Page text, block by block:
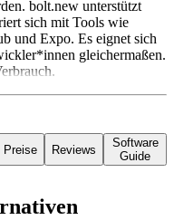
bolt.new unterstützt
sich mit Tools wie
und Expo. Es eignet sich
gleichermaßen.
Preise Reviews
Software
Guide